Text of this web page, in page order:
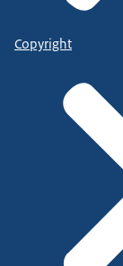
Copyright